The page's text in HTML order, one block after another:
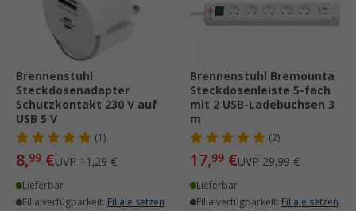
Brennenstuhl
Steckdosenadapter
Schutzkontakt 230 V auf
USB 5 V
(1)
8,99 €UVP 11,29 €
Lieferbar
Filialverfügbarkeit: Filiale setzen
Brennenstuhl Bremounta
Steckdosenleiste 5-fach
mit 2 USB-Ladebuchsen 3
m
(2)
17,99 €UVP 29,99 €
Lieferbar
Filialverfügbarkeit: Filiale setzen